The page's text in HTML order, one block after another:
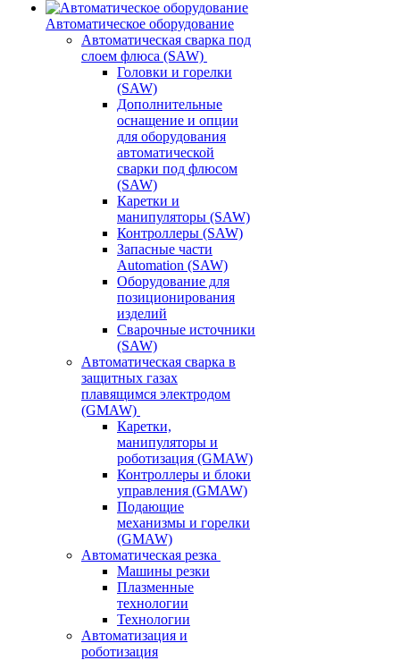
Автоматическое оборудование
Автоматическая сварка под
слоем флюса (SAW)
Головки и горелки
(SAW)
Дополнительные
оснащение и опции
для оборудования
автоматической
сварки под флюсом
(SAW)
Каретки и
манипуляторы (SAW)
Контроллеры (SAW)
Запасные части
Automation (SAW)
Оборудование для
позиционирования
изделий
Сварочные источники
(SAW)
Автоматическая сварка в
защитных газах
плавящимся электродом
(GMAW)
Каретки,
манипуляторы и
роботизация (GMAW)
Контроллеры и блоки
управления (GMAW)
Подающие
механизмы и горелки
(GMAW)
Автоматическая резка
Машины резки
Плазменные
технологии
Технологии
Автоматизация и
роботизация